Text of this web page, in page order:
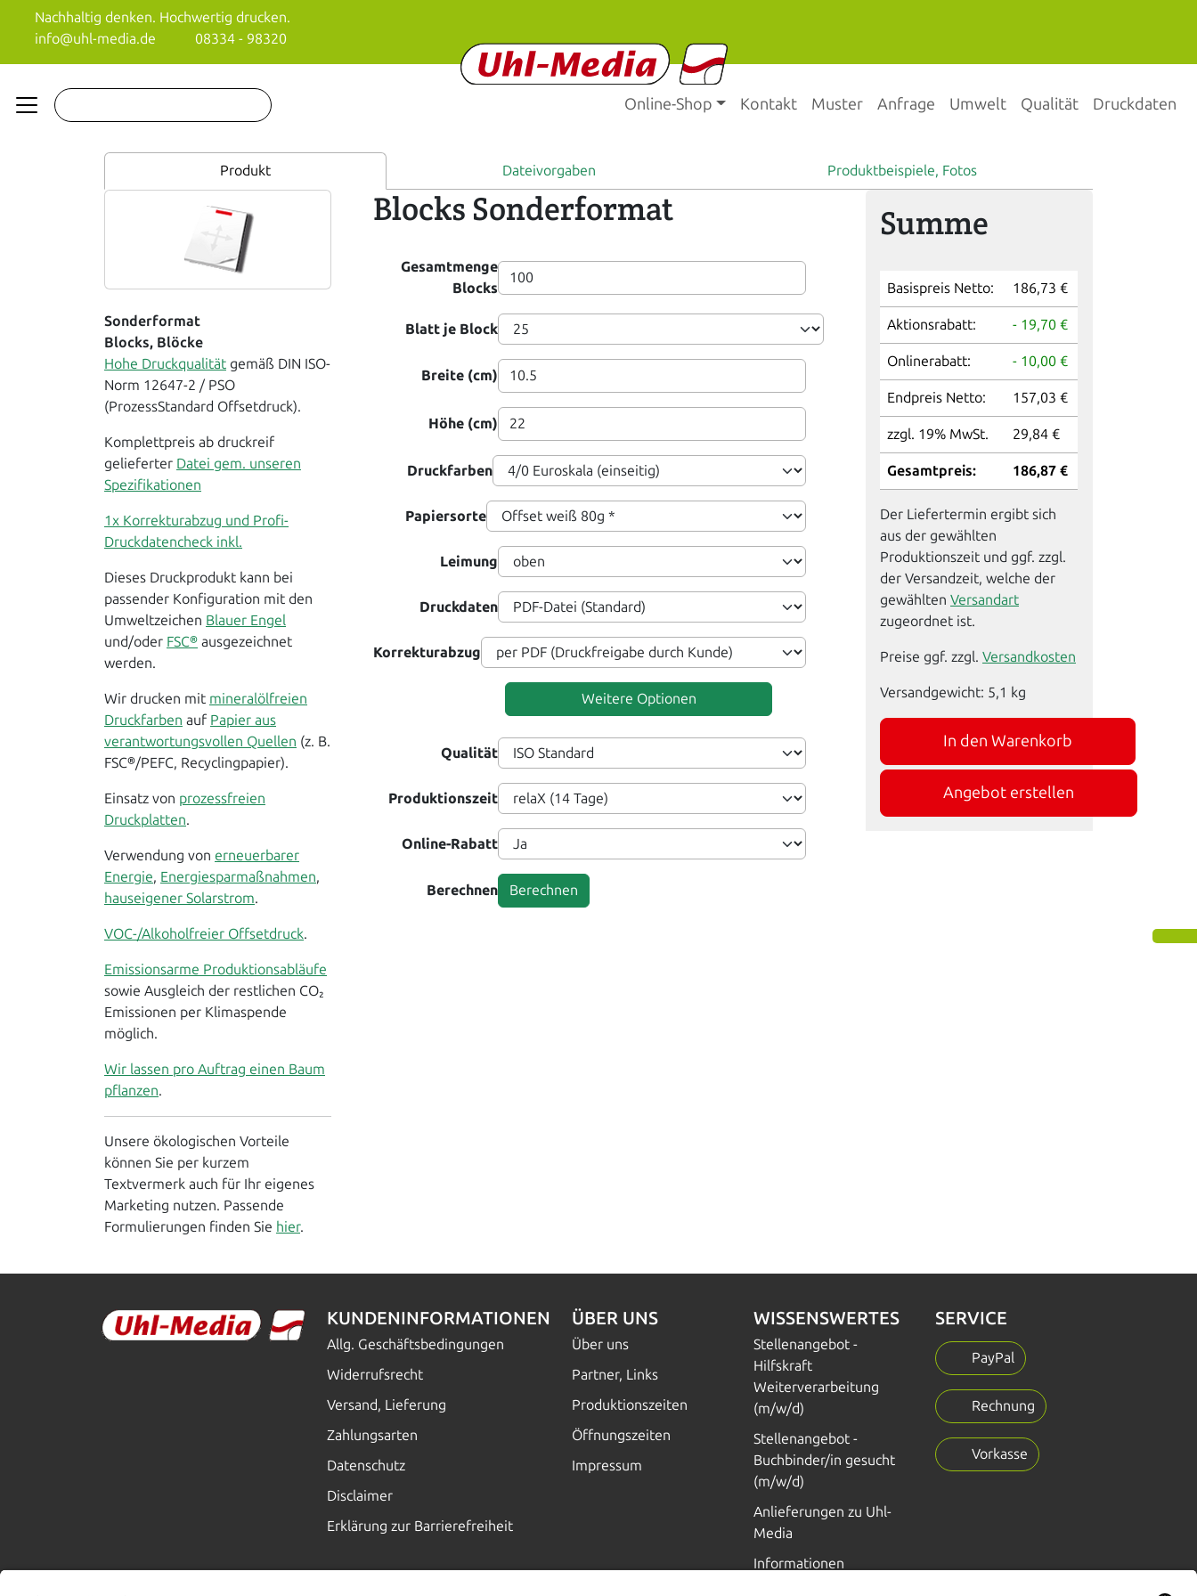
Nachhaltig denken. Hochwertig drucken.
info@uhl-media.de
08334 - 98320
Online-Shop Kontakt Muster Anfrage Umwelt Qualität Druckdaten
Produkt Dateivorgaben Produktbeispiele, Fotos
Sonderformat
Blocks, Blöcke
Hohe Druckqualität gemäß DIN ISO-
Norm 12647-2 / PSO
(ProzessStandard Offsetdruck).
Komplettpreis ab druckreif
gelieferter Datei gem. unseren
Spezifikationen
1x Korrekturabzug und Profi-
Druckdatencheck inkl.
Dieses Druckprodukt kann bei
passender Konfiguration mit den
Umweltzeichen Blauer Engel
und/oder FSC® ausgezeichnet
werden.
Wir drucken mit mineralölfreien
Druckfarben auf Papier aus
verantwortungsvollen Quellen (z. B.
FSC®/PEFC, Recyclingpapier).
Einsatz von prozessfreien
Druckplatten.
Verwendung von erneuerbarer
Energie, Energiesparmaßnahmen,
hauseigener Solarstrom.
VOC-/Alkoholfreier Offsetdruck.
Emissionsarme Produktionsabläufe
sowie Ausgleich der restlichen CO₂
Emissionen per Klimaspende
möglich.
Wir lassen pro Auftrag einen Baum
pflanzen.
Unsere ökologischen Vorteile
können Sie per kurzem
Textvermerk auch für Ihr eigenes
Marketing nutzen. Passende
Formulierungen finden Sie hier.
Blocks Sonderformat
Gesamtmenge
Blocks
Blatt je Block
Breite (cm)
Höhe (cm)
Druckfarben
Papiersorte
Leimung
Druckdaten
Korrekturabzug
Weitere Optionen
Qualität
Produktionszeit
Online-Rabatt
Berechnen
Summe
Basispreis Netto: 186,73 €
Aktionsrabatt: - 19,70 €
Onlinerabatt: - 10,00 €
Endpreis Netto: 157,03 €
zzgl. 19% MwSt. 29,84 €
Gesamtpreis: 186,87 €
Der Liefertermin ergibt sich
aus der gewählten
Produktionszeit und ggf. zzgl.
der Versandzeit, welche der
gewählten Versandart
zugeordnet ist.
Preise ggf. zzgl. Versandkosten
Versandgewicht: 5,1 kg
KUNDENINFORMATIONEN
Allg. Geschäftsbedingungen
Widerrufsrecht
Versand, Lieferung
Zahlungsarten
Datenschutz
Disclaimer
Erklärung zur Barrierefreiheit
ÜBER UNS
Über uns
Partner, Links
Produktionszeiten
Öffnungszeiten
Impressum
WISSENSWERTES
Stellenangebot -
Hilfskraft
Weiterverarbeitung
(m/w/d)
Stellenangebot -
Buchbinder/in gesucht
(m/w/d)
Anlieferungen zu Uhl-
Media
Informationen
SERVICE
PayPal
Rechnung
Vorkasse